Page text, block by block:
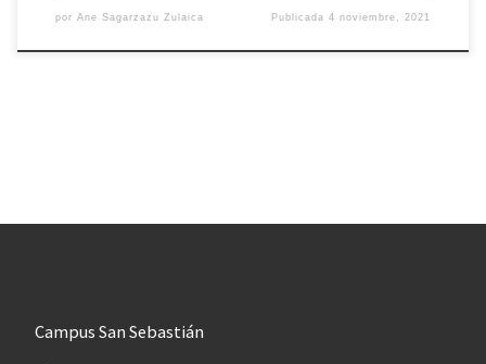
por Ane Sagarzazu Zulaica Publicada4 noviembre, 2021
Campus San Sebastián